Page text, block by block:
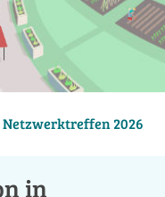
Netzwerktreffen 2026
in